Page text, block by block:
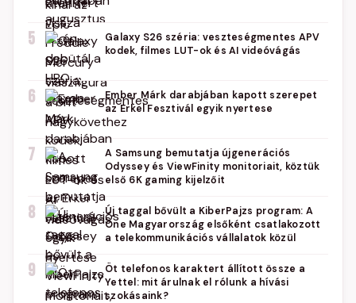
5
Galaxy S26 széria: veszteségmentes APV
kodek, filmes LUT-ok és AI videóvágás
6
Ember Márk darabjában kapott szerepet
az Erkel Fesztivál egyik nyertese
7
A Samsung bemutatja újgenerációs
Odyssey és ViewFinity monitoriait, köztük
első 6K gaming kijelzőit
8
Új taggal bővült a KiberPajzs program: A
One Magyarország elsőként csatlakozott
a telekommunikációs vállalatok közül
9
Öt telefonos karaktert állított össze a
Yettel: mit árulnak el rólunk a hívási
szokásaink?